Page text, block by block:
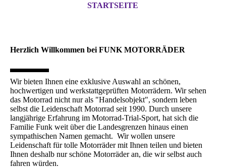
STARTSEITE
Herzlich Willkommen bei FUNK MOTORRÄDER
Wir bieten Ihnen eine exklusive Auswahl an schönen,
hochwertigen und werkstattgeprüften Motorrädern. Wir sehen
das Motorrad nicht nur als "Handelsobjekt", sondern leben
selbst die Leidenschaft Motorrad seit 1990. Durch unsere
langjährige Erfahrung im Motorrad-Trial-Sport, hat sich die
Familie Funk weit über die Landesgrenzen hinaus einen
sympathischen Namen gemacht. Wir wollen unsere
Leidenschaft für tolle Motorräder mit Ihnen teilen und bieten
Ihnen deshalb nur schöne Motorräder an, die wir selbst auch
fahren würden.